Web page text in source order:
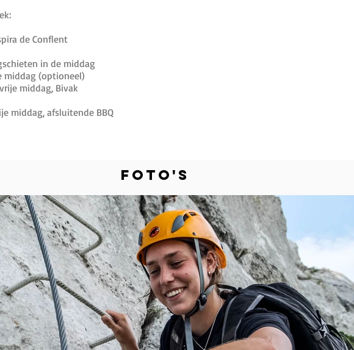
de Conflent
in de middag
middag (optioneel)
middag, Bivak
middag, afsluitende BBQ
FOTO's